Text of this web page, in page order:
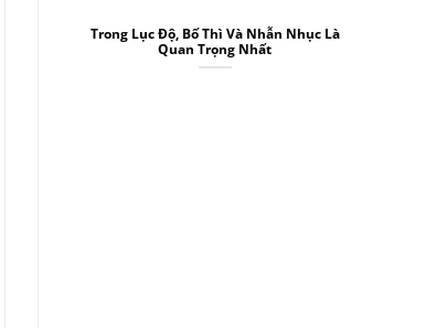
Trong Lục Độ, Bố Thì Và Nhẫn Nhục Là
Quan Trọng Nhất